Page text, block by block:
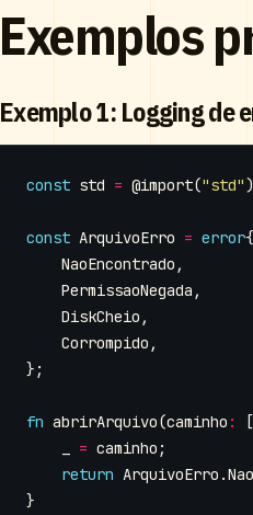
Exemplos
Exemplo 1: Logging de
const std = @import("std"
const ArquivoErro = error{
NaoEncontrado ,
PermissaoNegada ,
DiskCheio ,
Corrompido ,
};
fn abrirArquivo(caminho :
= caminho ;
return ArquivoErro .
}